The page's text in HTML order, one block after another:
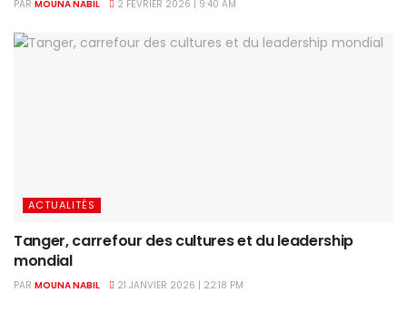
PAR MOUNA NABIL 2 FÉVRIER 2026 | 9:40 AM
ACTUALITÉS
Tanger, carrefour des cultures et du leadership
mondial
PAR MOUNA NABIL 21 JANVIER 2026 | 22:18 PM